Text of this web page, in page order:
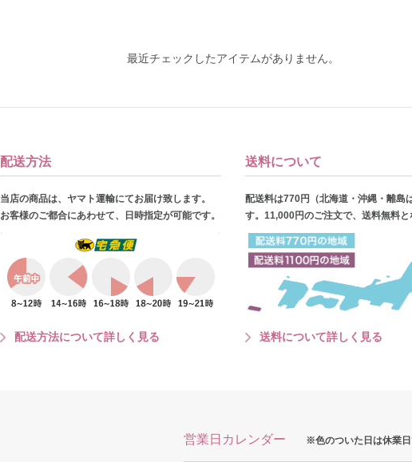
最近チェックしたアイテムがありません。
配送方法
当店の商品は、ヤマト運輸にてお届け致します。
お客様のご都合にあわせて、日時指定が可能です。
配送方法について詳しく見る
送料について
配送料は770円（北海道・沖縄・離島
す。11,000円のご注文で、送料無料と
送料について詳しく見る
営業日カレンダー ※色のついた日は休業日